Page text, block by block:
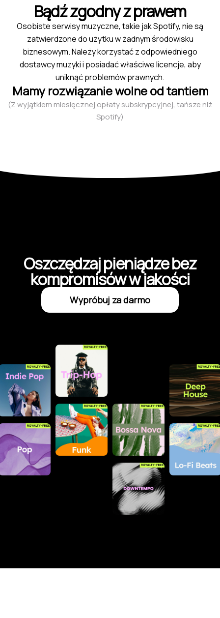
Bądź zgodny z prawem
Osobiste serwisy muzyczne, takie jak Spotify, nie są
zatwierdzone do użytku w żadnym środowisku
biznesowym. Należy korzystać z odpowiedniego
dostawcy muzyki i posiadać właściwe licencje, aby
uniknąć problemów prawnych.
Mamy rozwiązanie wolne od tantiem
(Z wyjątkiem miesięcznej opłaty subskrypcyjnej, tańsze niż
Spotify)
Oszczędzaj pieniądze bez
kompromisów w jakości
Wypróbuj za darmo